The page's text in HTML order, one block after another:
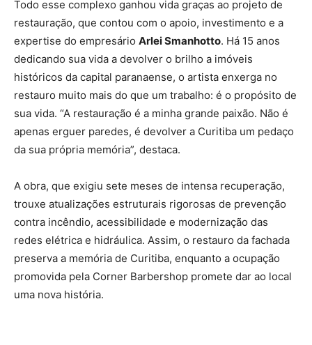
Todo esse complexo ganhou vida graças ao projeto de
restauração, que contou com o apoio, investimento e a
expertise do empresário Arlei Smanhotto. Há 15 anos
dedicando sua vida a devolver o brilho a imóveis
históricos da capital paranaense, o artista enxerga no
restauro muito mais do que um trabalho: é o propósito de
sua vida. “A restauração é a minha grande paixão. Não é
apenas erguer paredes, é devolver a Curitiba um pedaço
da sua própria memória”, destaca.
A obra, que exigiu sete meses de intensa recuperação,
trouxe atualizações estruturais rigorosas de prevenção
contra incêndio, acessibilidade e modernização das
redes elétrica e hidráulica. Assim, o restauro da fachada
preserva a memória de Curitiba, enquanto a ocupação
promovida pela Corner Barbershop promete dar ao local
uma nova história.